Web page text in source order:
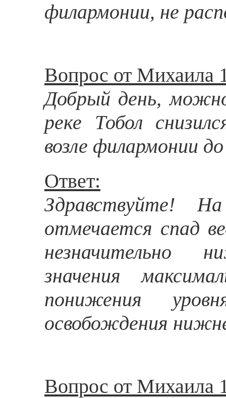
филармонии, не
Вопрос от Михаила
Добрый день,
реке Тобол
возле филармонии
Ответ:
Здравствуйте!
отмечается спад
незначительно
значения
понижения
освобождения
Вопрос от Михаила